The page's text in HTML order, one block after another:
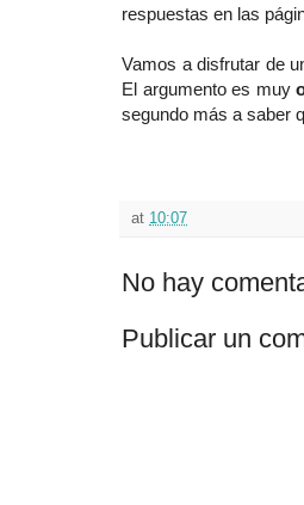
respuestas en las
Vamos a disfrutar de
El argumento es muy
segundo más a saber
at 10:07
No hay
Publicar un